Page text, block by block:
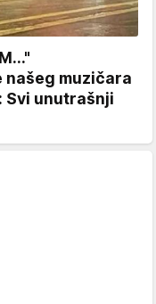
našeg muzičara
Svi unutrašnji